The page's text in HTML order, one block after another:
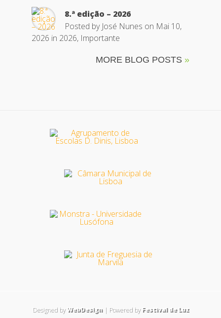
8.ª edição – 2026
Posted by José Nunes on Mai 10,
2026 in 2026, Importante
MORE BLOG POSTS »
Designed by WebDesign| Powered by Festival de Luz